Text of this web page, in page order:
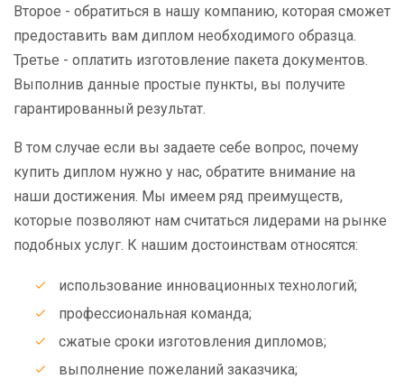
Второе - обратиться в нашу компанию, которая сможет
предоставить вам диплом необходимого образца.
Третье - оплатить изготовление пакета документов.
Выполнив данные простые пункты, вы получите
гарантированный результат.
В том случае если вы задаете себе вопрос, почему
купить диплом нужно у нас, обратите внимание на
наши достижения. Мы имеем ряд преимуществ,
которые позволяют нам считаться лидерами на рынке
подобных услуг. К нашим достоинствам относятся:
использование инновационных технологий;
профессиональная команда;
сжатые сроки изготовления дипломов;
выполнение пожеланий заказчика;